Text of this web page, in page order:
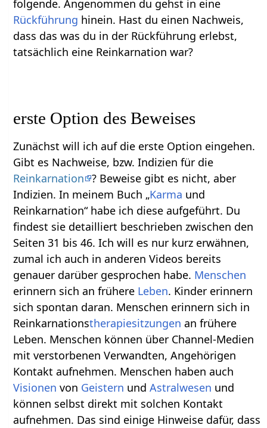
folgende. Angenommen du gehst in eine
Rückführung hinein. Hast du einen Nachweis,
dass das was du in der Rückführung erlebst,
tatsächlich eine Reinkarnation war?
erste Option des Beweises
Zunächst will ich auf die erste Option eingehen.
Gibt es Nachweise, bzw. Indizien für die
Reinkarnation ? Beweise gibt es nicht, aber
Indizien. In meinem Buch „Karma und
Reinkarnation“ habe ich diese aufgeführt. Du
findest sie detailliert beschrieben zwischen den
Seiten 31 bis 46. Ich will es nur kurz erwähnen,
zumal ich auch in anderen Videos bereits
genauer darüber gesprochen habe. Menschen
erinnern sich an frühere Leben. Kinder erinnern
sich spontan daran. Menschen erinnern sich in
Reinkarnationstherapiesitzungen an frühere
Leben. Menschen können über Channel-Medien
mit verstorbenen Verwandten, Angehörigen
Kontakt aufnehmen. Menschen haben auch
Visionen von Geistern undAstralwesen und
können selbst direkt mit solchen Kontakt
aufnehmen. Das sind einige Hinweise dafür, dass